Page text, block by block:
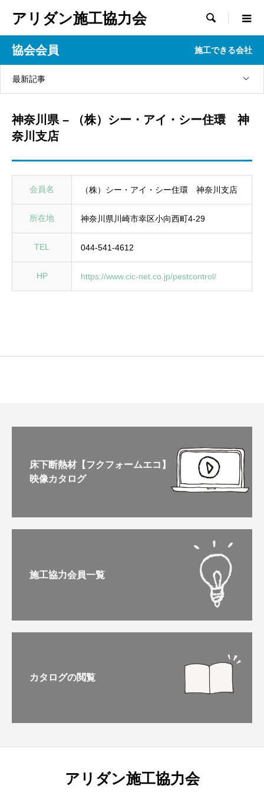
アリダン施工協力会 
協会会員 施工できる会社
最新記事
神奈川県 – （株）シー・アイ・シー住環 神
奈川支店
会員名 （株）シー・アイ・シー住環 神奈川支店
所在地 神奈川県川崎市幸区小向西町4-29
TEL 044-541-4612
HP https://www.cic-net.co.jp/pestcontrol/
床下断熱材【フクフォームエコ】
映像カタログ
施工協力会員一覧
カタログの閲覧
アリダン施工協力会